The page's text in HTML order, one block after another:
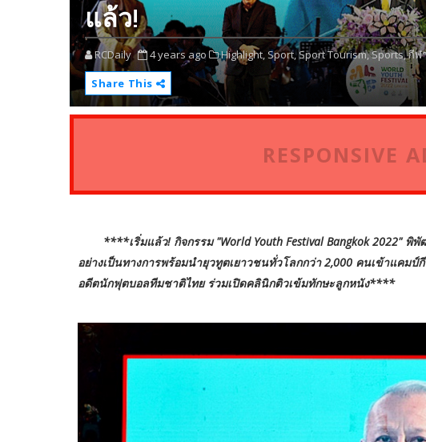
แล้ว!
RCDaily 4 years ago Highlight, Sport, Sport Tourism,Sports,กีฬ
Share This
RESPONSIVE
****เริ่มแล้ว! กิจกรรม "World Youth Festival Bangkok 2022"
อย่างเป็นทางการพร้อมนำยุวทูตเยาวชนทั่วโลกกว่า 2,000 คนเข้าแคม
อดีตนักฟุตบอลทีมชาติไทย ร่วมเปิดคลินิกติวเข้มทักษะลูกหนัง****